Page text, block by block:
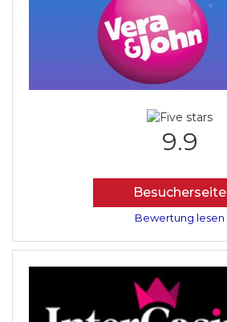
9.9
Besucherseite
Bewertung lesen